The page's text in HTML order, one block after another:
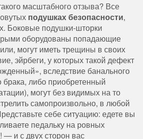
масштабного отзыва? Все
подушках безопасности,
Боковые подушки-шторки
оборудованы попадающие
могут иметь трещины в своих
эйрбеги, у которых такой дефект
вследствие банального
брака, либо приобретенный
могут без видимых на то
самопроизвольно, в любой
себе ситуацию: едете вы
педальку на ровных
— и с двух сторон вас